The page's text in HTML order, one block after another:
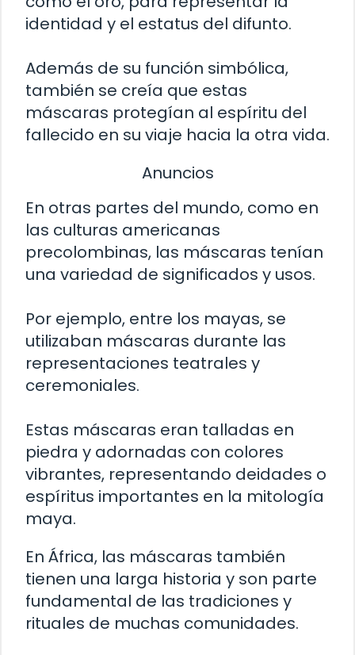
identidad y el estatus del difunto.
Además de su función simbólica,
también se creía que estas
máscaras protegían al espíritu del
fallecido en su viaje hacia la otra vida.
Anuncios
En otras partes del mundo, como en
las culturas americanas
precolombinas, las máscaras tenían
una variedad de significados y usos.
Por ejemplo, entre los mayas, se
utilizaban máscaras durante las
representaciones teatrales y
ceremoniales.
Estas máscaras eran talladas en
piedra y adornadas con colores
vibrantes, representando deidades o
espíritus importantes en la mitología
maya.
En África, las máscaras también
tienen una larga historia y son parte
fundamental de las tradiciones y
rituales de muchas comunidades.